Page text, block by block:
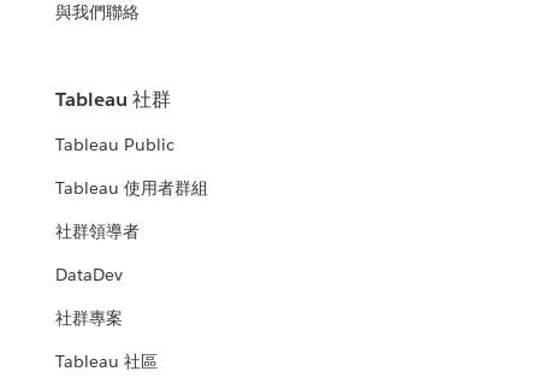
與我們聯絡
Tableau 社群
Tableau Public
Tableau 使用者群組
社群領導者
DataDev
社群專案
Tableau 社區